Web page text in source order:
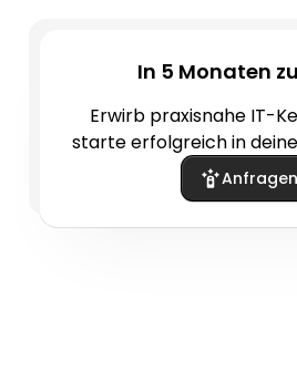
In 5 Monaten
Erwirb praxisnahe IT-
starte erfolgreich in
Anfragen